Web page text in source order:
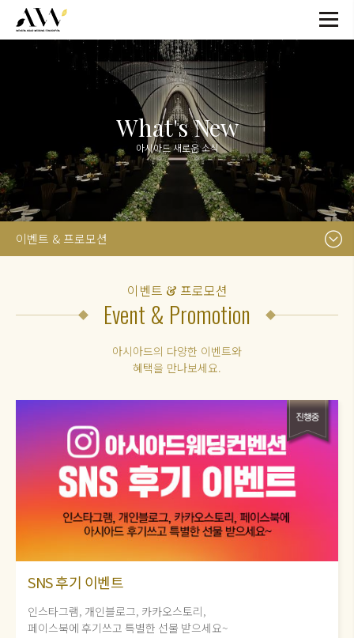
What's New
아시아드 새로운 소식
이벤트 & 프로모션
이벤트 & 프로모션
Event & Promotion
아시아드의 다양한 이벤트와
혜택을 만나보세요.
SNS 후기 이벤트
인스타그램, 개인블로그, 카카오스토리,
페이스북에 후기쓰고 특별한 선물 받으세요~